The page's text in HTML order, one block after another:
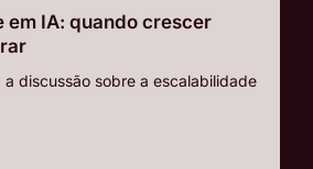
em IA: quando crescer
a discussão sobre a escalabilidade